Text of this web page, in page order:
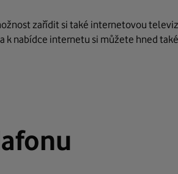
zařídit si také internetovou
a k nabídce internetu si můžete hned